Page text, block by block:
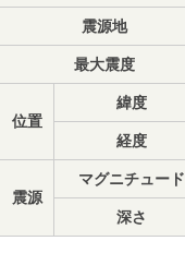
震源地
最大震度
位置
緯度
経度
震源
マグニチュード
深さ